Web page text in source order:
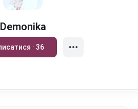
Demonika
Підписатися · 36